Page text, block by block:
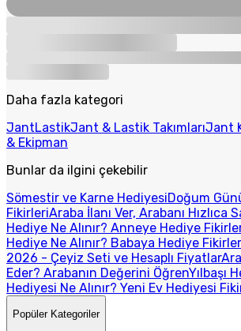
Daha fazla kategori
JantLastikJant & Lastik TakımlarıJant
& Ekipman
Bunlar da ilgini çekebilir
Sömestir ve Karne HediyesiDoğum
FikirleriAraba İlanı Ver, Arabanı Hızlıca
Hediye Ne Alınır? Anneye Hediye
Hediye Ne Alınır? Babaya Hediye
2026 - Çeyiz Seti ve Hesaplı Fiyatlar
Eder? Arabanın Değerini ÖğrenYılbaşı
Hediyesi Ne Alınır? Yeni Ev Hediyesi
Popüler Kategoriler